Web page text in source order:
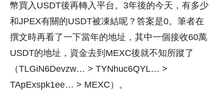
幣買入USDT後再轉入平台。3年後的今天，有多少
和JPEX有關的USDT被凍結呢？答案是0。筆者在
撰文時再看了一下當年的地址，其中一個接收60萬
USDT的地址，資金去到MEXC後就不知所蹤了
（TLGiN6Devzw… > TYNhuc6QYL… >
TApExspk1ee… > MEXC）。